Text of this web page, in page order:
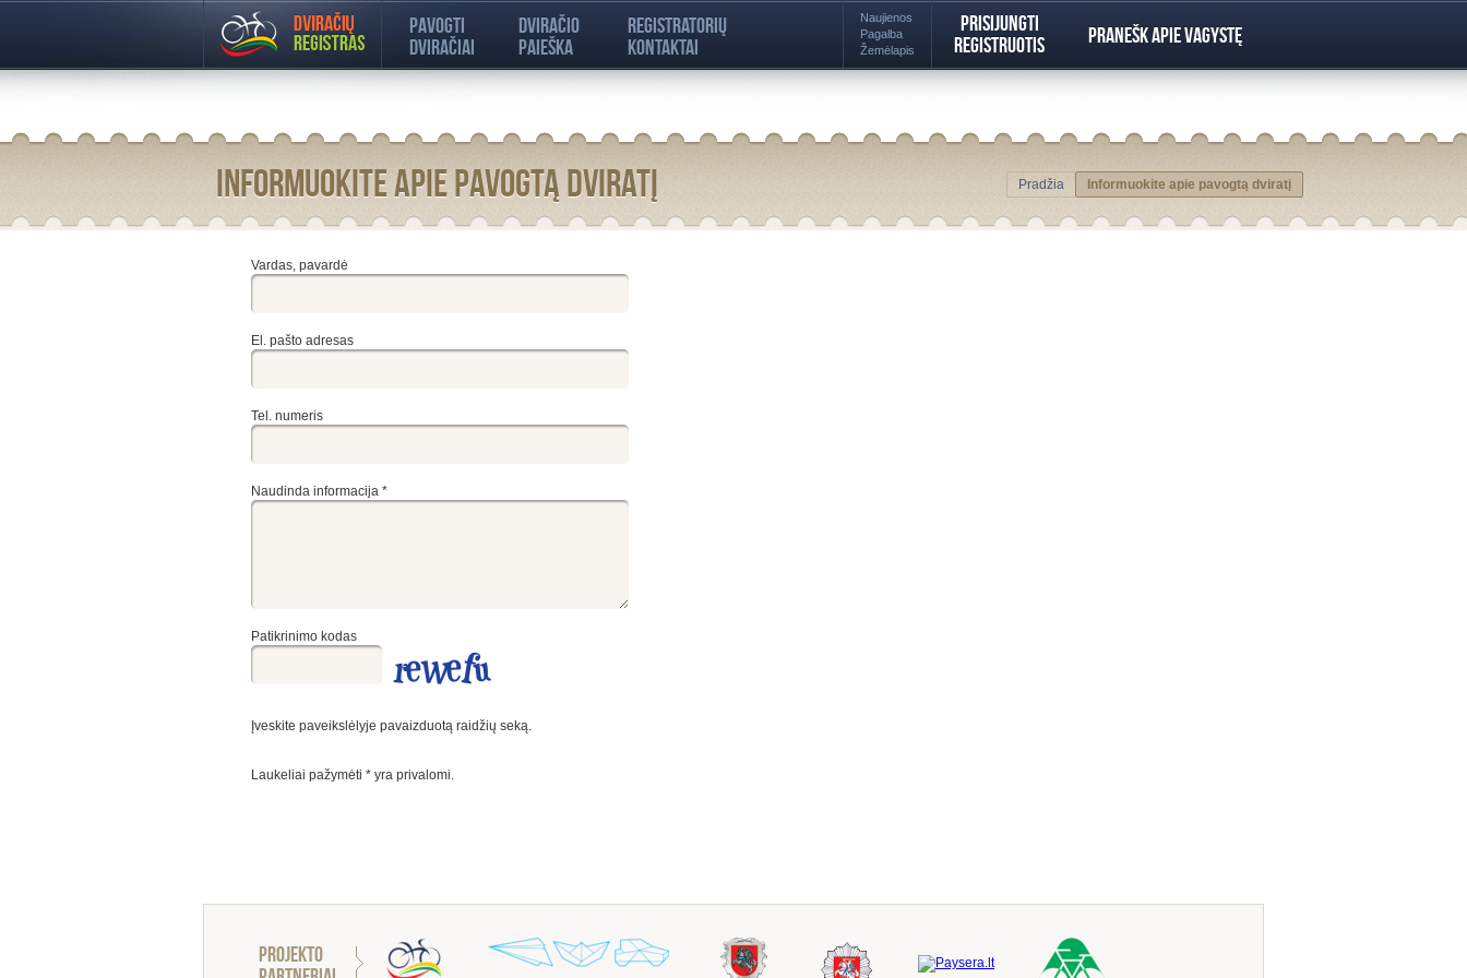
Pavogti
dviračiai
Dviračio
paieška
Registratorių
kontaktai
Pranešk apie vagystę
Prisijungti
Registruotis
Naujienos
Pagalba
Žemėlapis
Informuokite apie pavogtą dviratį Pradžia Informuokite apie pavogtą dviratį
Vardas, pavardė
El. pašto adresas
Tel. numeris
Naudinda informacija *
Patikrinimo kodas
Įveskite paveikslėlyje pavaizduotą raidžių seką.
Laukeliai pažymėti * yra privalomi.
Projekto